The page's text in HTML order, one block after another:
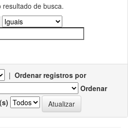
de busca.
| Ordenar registros por
Ordenar